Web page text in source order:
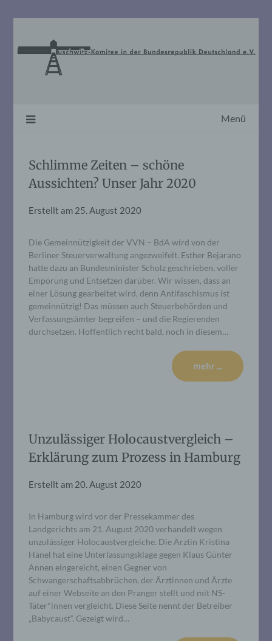
Menü
Schlimme Zeiten – schöne
Aussichten? Unser Jahr 2020
Erstellt am 25. August 2020
Die Gemeinnützigkeit der VVN – BdA wird von der
Berliner Steuerverwaltung angezweifelt. Esther Bejarano
hatte dazu an Bundesminister Scholz geschrieben, voller
Empörung und Entsetzen darüber. Wir wissen, dass an
einer Lösung gearbeitet wird, denn Antifaschismus ist
gemeinnützig! Das müssen auch Steuerbehörden und
Verfassungsämter begreifen – und die Regierenden
durchsetzen. Hoffentlich recht bald, noch in diesem…
mehr ...
Unzulässiger Holocaustvergleich –
Erklärung zum Prozess in Hamburg
Erstellt am 20. August 2020
In Hamburg wird vor der Pressekammer des
Landgerichts am 21. August 2020 verhandelt wegen
unzulässiger Holocaustvergleiche. Die Ärztin Kristina
Hänel hat eine Unterlassungs­klage gegen Klaus Günter
Annen eingereicht, einen Gegner von
Schwangerschaftsabbrüchen, der Ärztinnen und Ärzte
auf einer Webseite an den Pranger stellt und mit NS-
Täter*innen vergleicht. Diese Seite nennt der Betreiber
„Babycaust“. Gezeigt wird…